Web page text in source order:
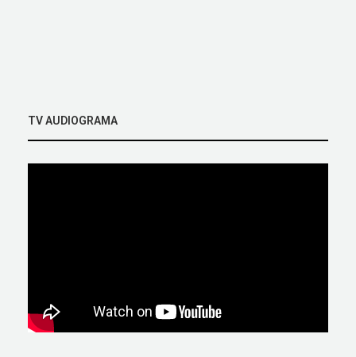
TV AUDIOGRAMA